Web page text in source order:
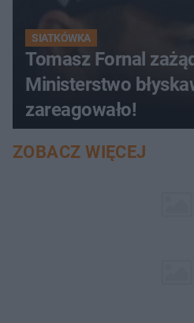
SIATKÓWKA
Tomasz Fornal
Ministerstwo
zareagowało!
ZOBACZ WIĘCEJ